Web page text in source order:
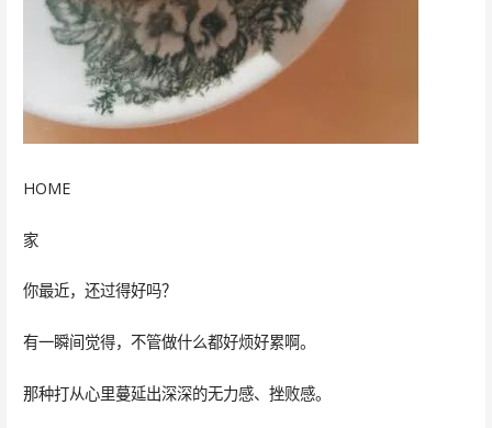
HOME
家
你最近，还过得好吗？
有一瞬间觉得，不管做什么都好烦好累啊。
那种打从心里蔓延出深深的无力感、挫败感。